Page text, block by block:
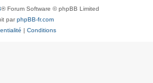
® Forum Software © phpBB Limited
parphpBB-fr.com
| Conditions